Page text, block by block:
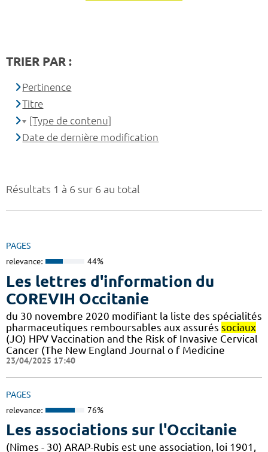
Résultats 1 à 6 sur 6 au total
PAGES
relevance: 44%
Les lettres d'information du
COREVIH Occitanie
du 30 novembre 2020 modifiant la liste des spécialités
pharmaceutiques remboursables aux assurés sociaux
(JO) HPV Vaccination and the Risk of Invasive Cervical
Cancer (The New England Journal o f Medicine
23/04/2025 17:40
PAGES
relevance: 76%
Les associations sur l'Occitanie
(Nîmes - 30) ARAP-Rubis est une association, loi 1901,
TRIER PAR :
Pertinence
Titre
[Type de contenu]
Date de dernière modification